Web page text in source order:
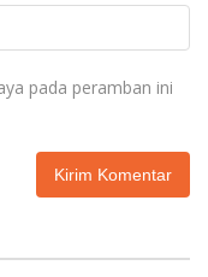
pada peramban ini